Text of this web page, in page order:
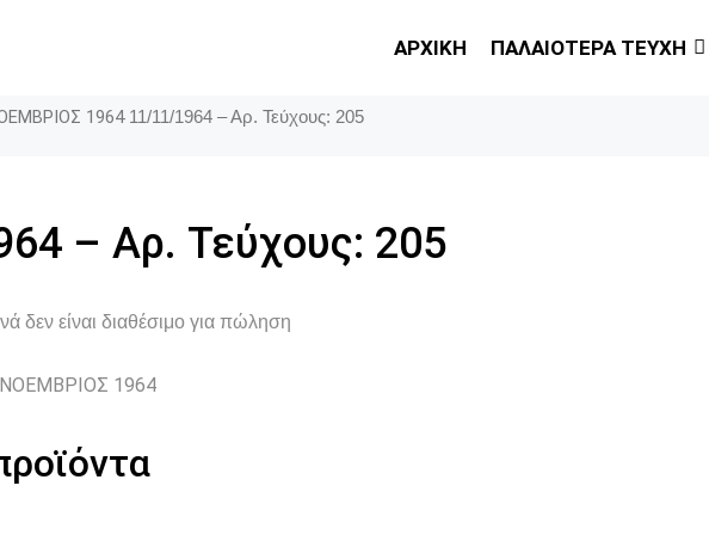
ΑΡΧΙΚΗ ΠΑΛΑΙΟΤΕΡΑ ΤΕΥΧΗ
1964 11/11/1964 – Αρ. Τεύχους: 205
– Αρ. Τεύχους: 205
δεν είναι διαθέσιμο για πώληση
ΝΟΕΜΒΡΙΟΣ 1964